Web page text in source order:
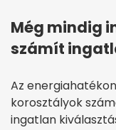
Még mindig
számít
Az
korosztályok
ingatlan